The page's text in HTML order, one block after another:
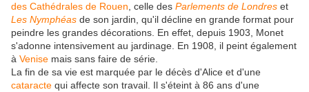
des Cathédrales de Rouen , celle des Parlements de Londres et
Les Nymphéas de son jardin, qu'il décline en grande format pour
peindre les grandes décorations. En effet, depuis 1903, Monet
s'adonne intensivement au jardinage. En 1908, il peint également
à Venise mais sans faire de série.
La fin de sa vie est marquée par le décès d'Alice et d'une
cataracte qui affecte son travail. Il s'éteint à 86 ans d'une